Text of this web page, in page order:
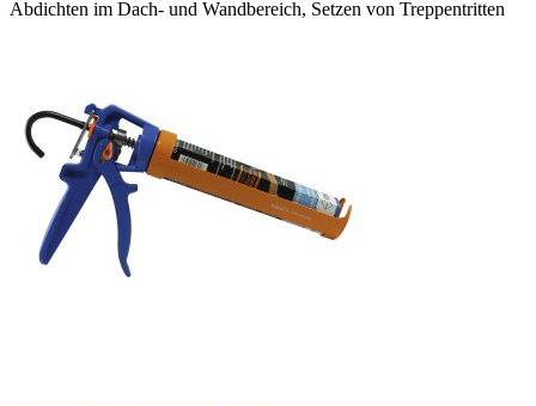
Abdichten im Dach- und Wandbereich, Setzen von Treppentritten